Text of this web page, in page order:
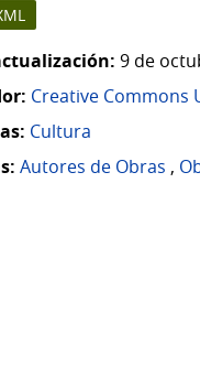
9 de
Creative Commons
Cultura
Autores de Obras ,